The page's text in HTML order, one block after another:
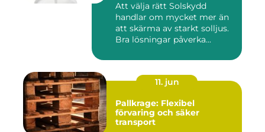
Att välja rätt Solskydd
handlar om mycket mer än
att skärma av starkt solljus.
Bra lösningar påverka...
11. jun
Pallkrage: Flexibel
förvaring och säker
transport